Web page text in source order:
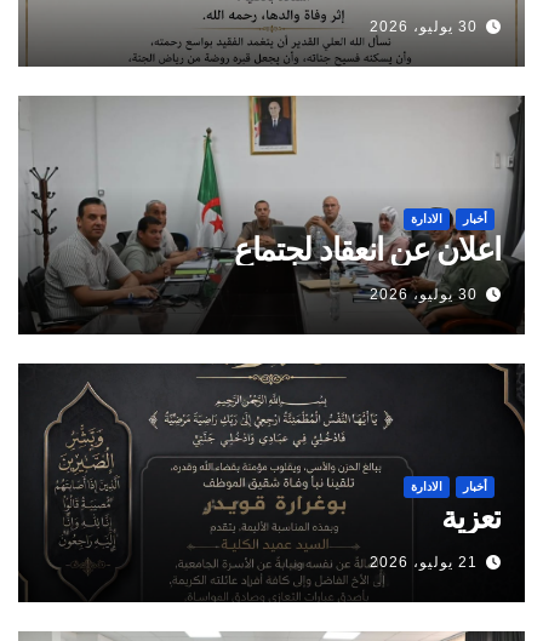
30 يوليو، 2026
أخبار الادارة
اعلان عن انعقاد لجتماع
30 يوليو، 2026
أخبار الادارة
تعزية
21 يوليو، 2026